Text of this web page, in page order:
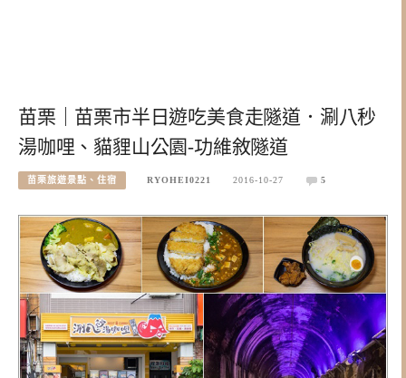
苗栗｜苗栗市半日遊吃美食走隧道．涮八秒
湯咖哩、貓貍山公園-功維敘隧道
苗栗旅遊景點、住宿 RYOHEI0221 2016-10-27 5